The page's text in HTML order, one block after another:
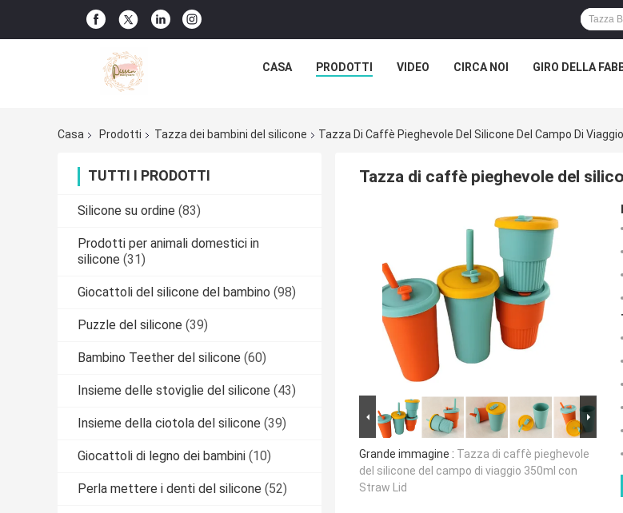
CASA PRODOTTI VIDEO CIRCA NOI GIRO DELLA
Casa Prodotti Tazza dei bambini del silicone Tazza Di Caffè Pieghevole Del Silicone Del Campo Di
TUTTI I PRODOTTI
Silicone su ordine (83)
Prodotti per animali domestici in
silicone (31)
Giocattoli del silicone del bambino (98)
Puzzle del silicone (39)
Bambino Teether del silicone (60)
Insieme delle stoviglie del silicone (43)
Insieme della ciotola del silicone (39)
Giocattoli di legno dei bambini (10)
Perla mettere i denti del silicone (52)
Tazza di caffè pieghevole del
Grande immagine : Tazza di caffè pieghevole
del silicone del campo di viaggio 350ml con
Straw Lid